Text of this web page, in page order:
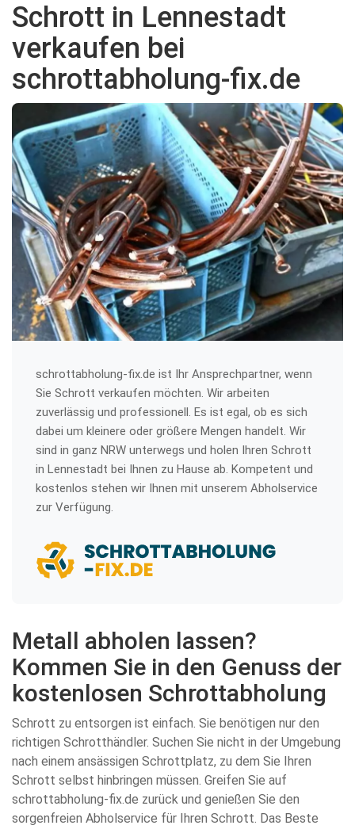
Schrott in Lennestadt
verkaufen bei
schrottabholung-fix.de
schrottabholung-fix.de ist Ihr Ansprechpartner, wenn
Sie Schrott verkaufen möchten. Wir arbeiten
zuverlässig und professionell. Es ist egal, ob es sich
dabei um kleinere oder größere Mengen handelt. Wir
sind in ganz NRW unterwegs und holen Ihren Schrott
in Lennestadt bei Ihnen zu Hause ab. Kompetent und
kostenlos stehen wir Ihnen mit unserem Abholservice
zur Verfügung.
Metall abholen lassen?
Kommen Sie in den Genuss der
kostenlosen Schrottabholung
Schrott zu entsorgen ist einfach. Sie benötigen nur den
richtigen Schrotthändler. Suchen Sie nicht in der Umgebung
nach einem ansässigen Schrottplatz, zu dem Sie Ihren
Schrott selbst hinbringen müssen. Greifen Sie auf
schrottabholung-fix.de zurück und genießen Sie den
sorgenfreien Abholservice für Ihren Schrott. Das Beste